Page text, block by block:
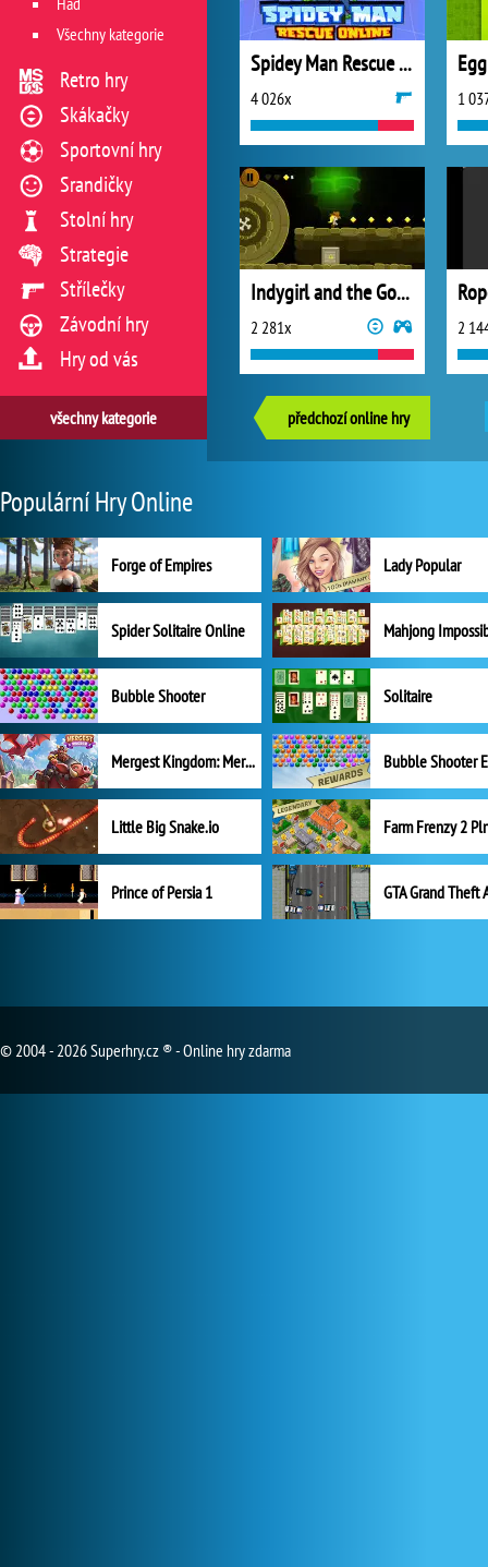
Spidey Man Rescue Online
4 026x 1
Indygirl and the Golden Skull
2 281x 2
předchozí online hry
Všechny kategorie
Retro hry
Skákačky
Sportovní hry
Srandičky
Stolní hry
Strategie
Střílečky
Závodní hry
Hry od vás
všechny kategorie
Populární Hry Online
Forge of Empires Lady Popular
Spider Solitaire Online Mahjong
Bubble Shooter Solitaire
Mergest Kingdom: Merge Puzzle
Little Big Snake.io
Prince of Persia 1 GTA Grand Theft
© 2004 - 2026 Superhry.cz ® - Online hry zdarma